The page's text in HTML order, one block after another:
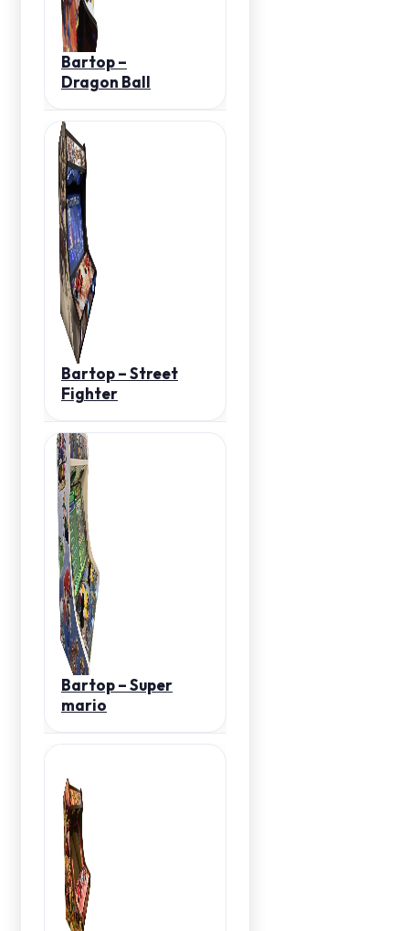
Bartop –
Dragon Ball
Bartop – Street
Fighter
Bartop – Super
mario